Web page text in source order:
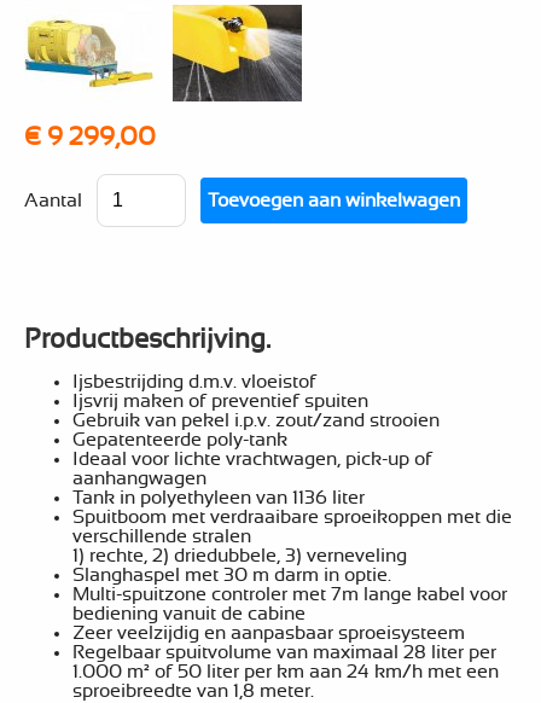
€ 9 299,00
Aantal
Productbeschrijving.
Ijsbestrijding d.m.v. vloeistof
Ijsvrij maken of preventief spuiten
Gebruik van pekel i.p.v. zout/zand strooien
Gepatenteerde poly-tank
Ideaal voor lichte vrachtwagen, pick-up of
aanhangwagen
Tank in polyethyleen van 1136 liter
Spuitboom met verdraaibare sproeikoppen met die
verschillende stralen
1) rechte, 2) driedubbele, 3) verneveling
Slanghaspel met 30 m darm in optie.
Multi-spuitzone controler met 7m lange kabel voor
bediening vanuit de cabine
Zeer veelzijdig en aanpasbaar sproeisysteem
Regelbaar spuitvolume van maximaal 28 liter per
1.000 m² of 50 liter per km aan 24 km/h met een
sproeibreedte van 1,8 meter.